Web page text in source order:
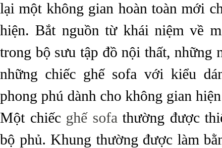
lại một không gian hoàn toàn mới
hiện. Bắt nguồn từ khái niệm về
trong bộ sưu tập đồ nội thất, những
những chiếc ghế sofa với kiểu
phong phú dành cho không gian
Một chiếc ghế sofa thường được
bộ phủ. Khung thường được làm